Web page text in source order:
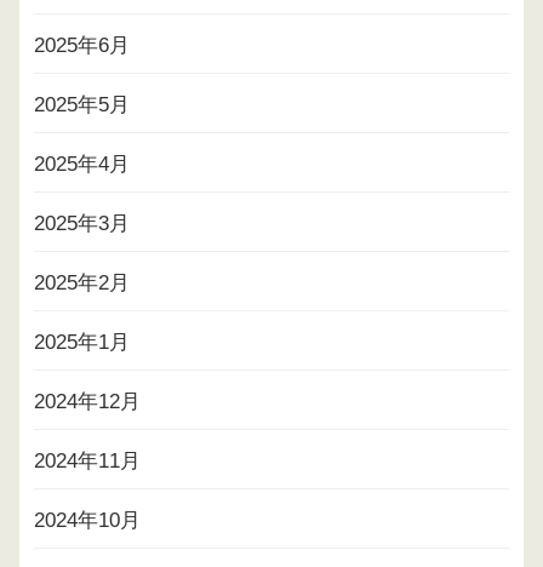
2025年6月
2025年5月
2025年4月
2025年3月
2025年2月
2025年1月
2024年12月
2024年11月
2024年10月